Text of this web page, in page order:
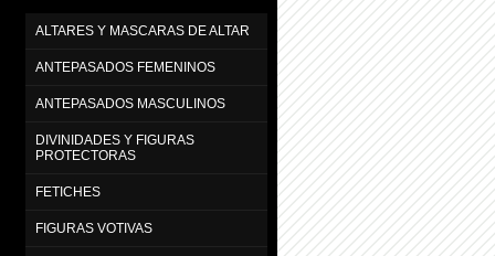
ALTARES Y MASCARAS DE ALTAR
ANTEPASADOS FEMENINOS
ANTEPASADOS MASCULINOS
DIVINIDADES Y FIGURAS
PROTECTORAS
FETICHES
FIGURAS VOTIVAS